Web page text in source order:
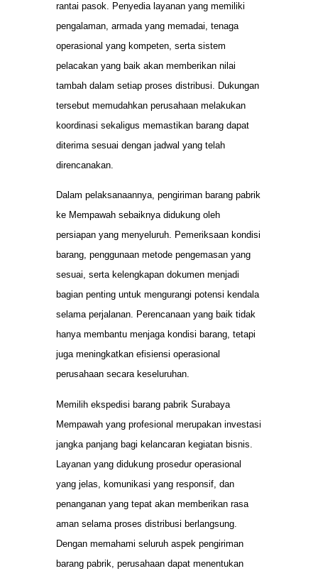
rantai pasok. Penyedia layanan yang memiliki
pengalaman, armada yang memadai, tenaga
operasional yang kompeten, serta sistem
pelacakan yang baik akan memberikan nilai
tambah dalam setiap proses distribusi. Dukungan
tersebut memudahkan perusahaan melakukan
koordinasi sekaligus memastikan barang dapat
diterima sesuai dengan jadwal yang telah
direncanakan.
Dalam pelaksanaannya, pengiriman barang pabrik
ke Mempawah sebaiknya didukung oleh
persiapan yang menyeluruh. Pemeriksaan kondisi
barang, penggunaan metode pengemasan yang
sesuai, serta kelengkapan dokumen menjadi
bagian penting untuk mengurangi potensi kendala
selama perjalanan. Perencanaan yang baik tidak
hanya membantu menjaga kondisi barang, tetapi
juga meningkatkan efisiensi operasional
perusahaan secara keseluruhan.
Memilih ekspedisi barang pabrik Surabaya
Mempawah yang profesional merupakan investasi
jangka panjang bagi kelancaran kegiatan bisnis.
Layanan yang didukung prosedur operasional
yang jelas, komunikasi yang responsif, dan
penanganan yang tepat akan memberikan rasa
aman selama proses distribusi berlangsung.
Dengan memahami seluruh aspek pengiriman
barang pabrik, perusahaan dapat menentukan